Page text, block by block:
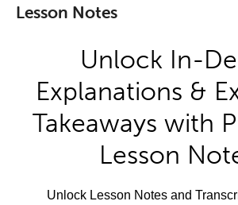
Lesson Notes
Unlock In-
Explanations &
Takeaways with
Lesson
Unlock Lesson Notes and